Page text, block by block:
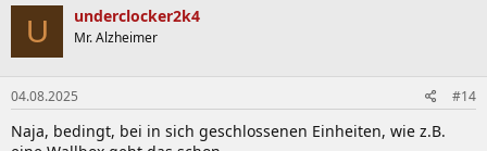
k
i
o
n
e
n
:
U underclocker2k4
Mr. Alzheimer
04.08.2025 #14
Naja, bedingt, bei in sich geschlossenen Einheiten, wie z.B.